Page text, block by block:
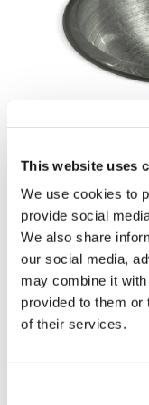
This website uses
We use cookies to
provide social
We also share
our social media,
may combine it
provided to them or
of their services.
Doh Round
Da 1 a 5 pezzi
Lavabo Doh
Un design
morbide e
mosaico Colibri
Disponibile in